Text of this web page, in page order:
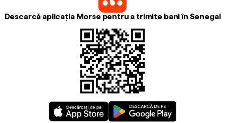
Descarcă aplicația Morse pentru a trimite bani în Senegal